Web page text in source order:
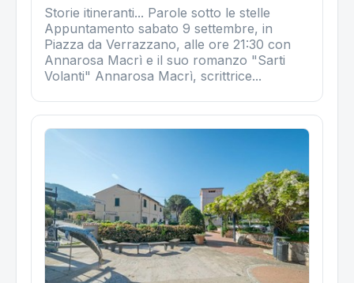
Storie itineranti... Parole sotto le stelle
Appuntamento sabato 9 settembre, in
Piazza da Verrazzano, alle ore 21:30 con
Annarosa Macrì e il suo romanzo "Sarti
Volanti" Annarosa Macrì, scrittrice...